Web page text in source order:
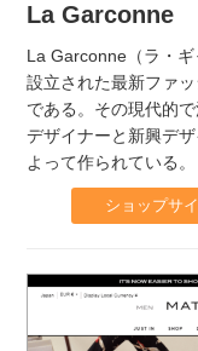
La Garconne
La Garconne（ラ・
設立された最新ファ
である。その現代的
デザイナーと新興デ
よって作られている。
ショップサ